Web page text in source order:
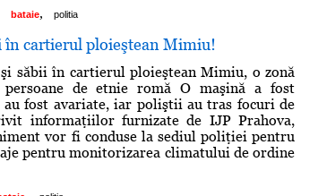
bataie, politia
în cartierul ploieştean Mimiu!
săbii în cartierul ploieştean Mimiu, o zonă
de etnie romă O maşină a fost
fost avariate, iar poliştii au tras focuri de
informaţiilor furnizate de IJP Prahova,
vor fi conduse la sediul poliţiei pentru
pentru monitorizarea climatului de ordine